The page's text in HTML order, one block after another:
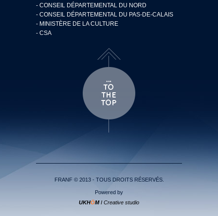
- CONSEIL DÉPARTEMENTAL DU NORD
- CONSEIL DÉPARTEMENTAL DU PAS-DE-CALAIS
- MINISTÈRE DE LA CULTURE
- CSA
FRANF © 2013 - TOUS DROITS RÉSERVÉS.
Powered by
UKHÖMI Creative studio